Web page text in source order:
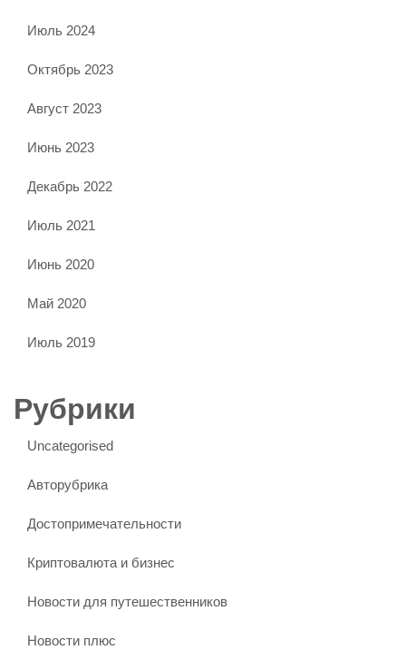
Июль 2024
Октябрь 2023
Август 2023
Июнь 2023
Декабрь 2022
Июль 2021
Июнь 2020
Май 2020
Июль 2019
Рубрики
Uncategorised
Авторубрика
Достопримечательности
Криптовалюта и бизнес
Новости для путешественников
Новости плюс